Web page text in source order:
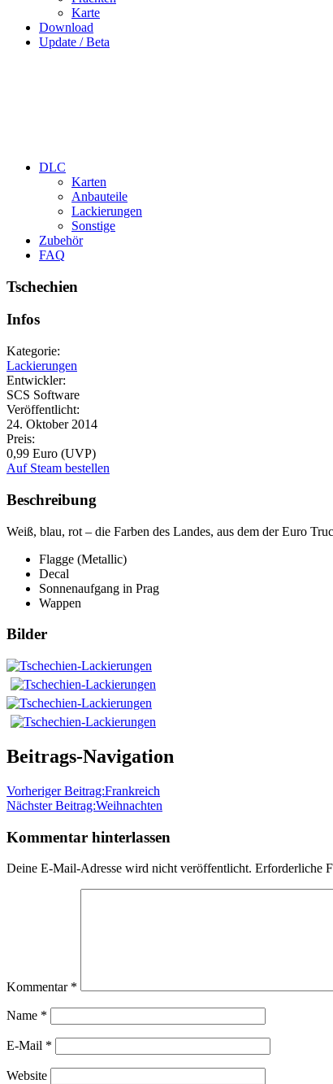
Karte
Download
Update / Beta
DLC
Karten
Anbauteile
Lackierungen
Sonstige
Zubehör
FAQ
Tschechien
Infos
Kategorie:
Lackierungen
Entwickler:
SCS Software
Veröffentlicht:
24. Oktober 2014
Preis:
0,99 Euro (UVP)
Auf Steam bestellen
Beschreibung
Weiß, blau, rot – die Farben des Landes, aus dem der Euro
Flagge (Metallic)
Decal
Sonnenaufgang in Prag
Wappen
Bilder
Beitrags-Navigation
Vorheriger Beitrag:Frankreich
Nächster Beitrag:Weihnachten
Kommentar hinterlassen
Deine E-Mail-Adresse wird nicht veröffentlicht. Erforderliche
Kommentar *
Name *
E-Mail *
Website